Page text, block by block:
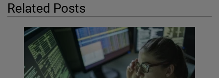
Related Posts